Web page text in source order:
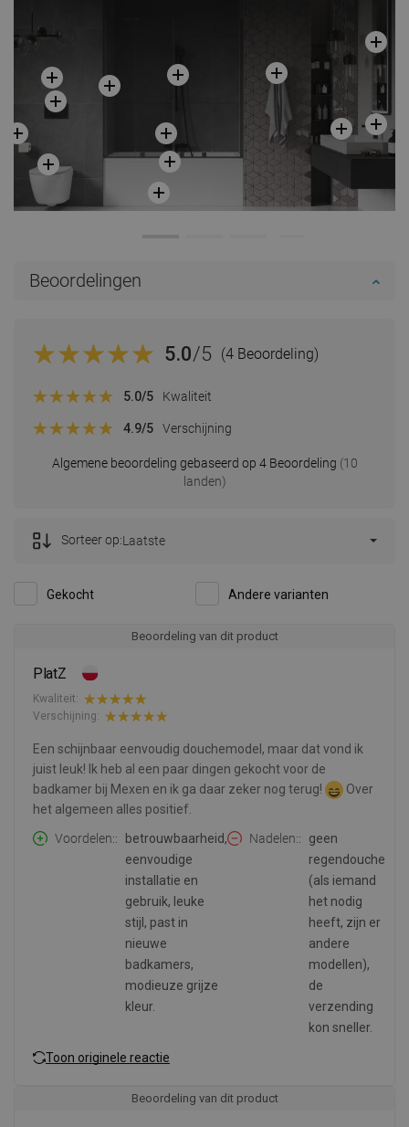
Beoordelingen
5.0/5 (4 Beoordeling)
Algemene beoordeling gebaseerd op 4 Beoordeling (10
landen)
5.0/5 Kwaliteit
4.9/5 Verschijning
Gekocht Andere varianten
Sorteer op:Laatste
Beoordeling van dit product
PlatZ
Kwaliteit:
Verschijning:
Een schijnbaar eenvoudig douchemodel, maar dat vond ik
juist leuk! Ik heb al een paar dingen gekocht voor de
badkamer bij Mexen en ik ga daar zeker nog terug!
Over
het algemeen alles positief.
Voordelen:
betrouwbaarheid,
eenvoudige
installatie en
gebruik, leuke
stijl, past in
nieuwe
badkamers,
modieuze grijze
kleur.
Nadelen:
geen
regendouche
(als iemand
het nodig
heeft, zijn er
andere
modellen),
de
verzending
kon sneller.
Toon originele reactie
Beoordeling van dit product